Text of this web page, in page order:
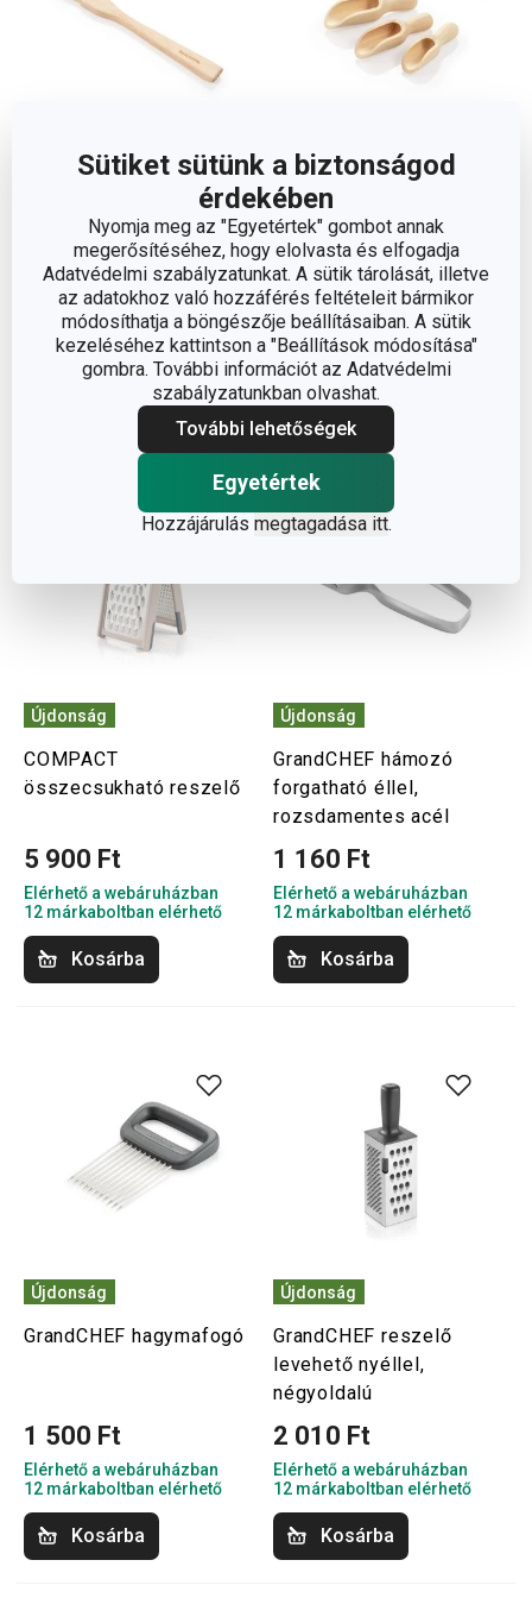
Sütiket sütünk a biztonságod
érdekében
Nyomja meg az "Egyetértek" gombot annak
megerősítéséhez, hogy elolvasta és elfogadja
Adatvédelmi szabályzatunkat. A sütik tárolását, illetve
az adatokhoz való hozzáférés feltételeit bármikor
módosíthatja a böngészője beállításaiban. A sütik
kezeléséhez kattintson a "Beállítások módosítása"
gombra. További információt az Adatvédelmi
szabályzatunkban olvashat.
További lehetőségek
Egyetértek
Hozzájárulás megtagadása itt.
Újdonság
FEELWOOD kenőecset
formázóheggyel
2 010 Ft
Elérhető a webáruházban
12 márkaboltban elérhető
Kosárba
Újdonság
FEELWOOD mini lapátok,
3 méret
1 840 Ft
Elérhető a webáruházban
12 márkaboltban elérhető
Kosárba
Újdonság
COMPACT
összecsukható reszelő
5 900 Ft
Elérhető a webáruházban
12 márkaboltban elérhető
Kosárba
Újdonság
GrandCHEF hámozó
forgatható éllel,
rozsdamentes acél
1 160 Ft
Elérhető a webáruházban
12 márkaboltban elérhető
Kosárba
Újdonság
GrandCHEF hagymafogó
1 500 Ft
Elérhető a webáruházban
12 márkaboltban elérhető
Kosárba
Újdonság
GrandCHEF reszelő
levehető nyéllel,
négyoldalú
2 010 Ft
Elérhető a webáruházban
12 márkaboltban elérhető
Kosárba